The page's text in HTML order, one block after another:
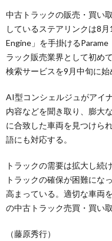
中古トラックの販売・買い
しているステアリンクは8
Engine」を手掛ける
ラック販売業界として初め
検索サービスを9月中旬に始
AI型コンシェルジュがアイ
内容などを聞き取り、膨大
に合致した車両を見つけら
語にも対応する。
トラックの需要は拡大し続
トラックの確保が困難にな
高まっている。適切な車両
の中古トラック売買・買い
（藤原秀行）